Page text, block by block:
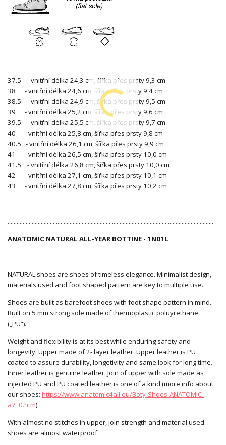
37.5 - vnitřní délka 24,3 cm, šířka přes prsty 9,3 cm
38 - vnitřní délka 24,6 cm, šířka přes prsty 9,4 cm
38.5 - vnitřní délka 24,9 cm, šířka přes prsty 9,5 cm
39 - vnitřní délka 25,2 cm, šířka přes prsty 9,6 cm
39.5 - vnitřní délka 25,5 cm, šířka přes prsty 9,7 cm
40 - vnitřní délka 25,8 cm, šířka přes prsty 9,8 cm
40.5 - vnitřní délka 26,1 cm, šířka přes prsty 9,9 cm
41 - vnitřní délka 26,5 cm, šířka přes prsty 10,0 cm
41.5 - vnitřní délka 26,8 cm, šířka přes prsty 10,0 cm
42 - vnitřní délka 27,1 cm, šířka přes prsty 10,1 cm
43 - vnitřní délka 27,8 cm, šířka přes prsty 10,2 cm
........................................................................................................................................
ANATOMIC NATURAL ALL-YEAR BOTTINE - 1N01L
NATURAL shoes are shoes of timeless elegance. Minimalist design,
materials used and foot shaped pattern are key to multiple use.
Shoes are built as barefoot shoes with foot shape pattern in mind.
Built on 5 mm strong sole made of thermoplastic poluyrethane
(„PU“).
Weight and flexibility is at its best while enduring safety and
longevity. Upper made of 2- layer leather. Upper leather is PU
coated to assure durability, longetivity and same look for long time.
Inner leather is genuine leather. Join of upper with sole made as
injected PU and PU coated leather is one of a kind (more info about
our shoes: https://www.anatomic4all.eu/Boty-Shoes-ANATOMIC-
a7_0.htm)
With almost no stitches in upper, join strength and material used
shoes are almost waterproof.